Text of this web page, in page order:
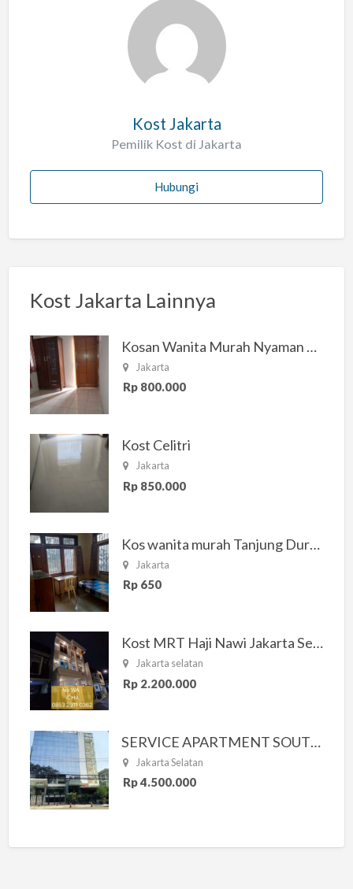
Kost Jakarta
Pemilik Kost di Jakarta
Hubungi
Kost Jakarta Lainnya
Kosan Wanita Murah Nyaman di Jakarta Selatan
Jakarta
Rp 800.000
Kost Celitri
Jakarta
Rp 850.000
Kos wanita murah Tanjung Duren Jakarta Barat
Jakarta
Rp 650
Kost MRT Haji Nawi Jakarta Selatan
Jakarta selatan
Rp 2.200.000
SERVICE APARTMENT SOUTH RESIDENCE
Jakarta Selatan
Rp 4.500.000